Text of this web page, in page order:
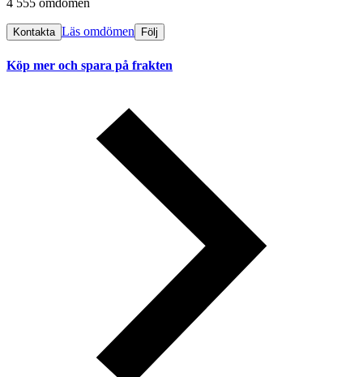
4 555 omdömen
Kontakta Läs omdömen Följ
Köp mer och spara på frakten